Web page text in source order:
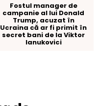
Fostul manager de
campanie al lui Donald
Trump, acuzat în
Ucraina că ar fi primit în
secret bani de la Viktor
Ianukovici